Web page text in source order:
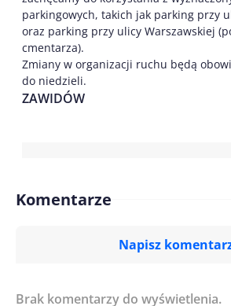
parkingowych, takich jak parking przy
oraz parking przy ulicy Warszawskiej
cmentarza).
Zmiany w organizacji ruchu będą
do niedzieli.
ZAWIDÓW
Komentarze
Napisz
Imię/ Nick*
Brak komentarzy do wyświetlenia.